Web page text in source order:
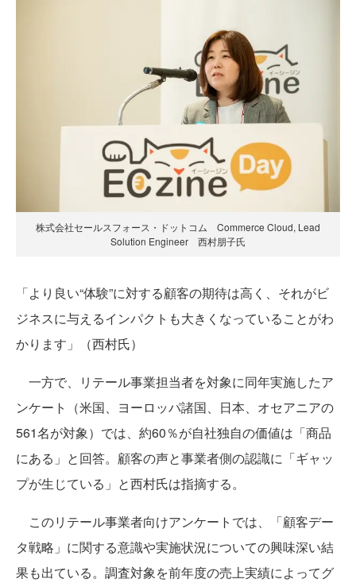
株式会社セールスフォース・ドットコム Commerce Cloud, Lead
Solution Engineer 西村朋子氏
「より良い“体験”に対する顧客の期待は高く、それがビ
ジネスに与えるインパクトも大きくなっていることがわ
かります」（西村氏）
一方で、リテール事業担当者を対象に同年実施したア
ンケート（米国、ヨーロッパ諸国、日本、オセアニアの
561名が対象）では、約60％が自社独自の価値は「商品
にある」と回答。顧客の声と事業者側の認識に「ギャッ
プが生じている」と西村氏は指摘する。
このリテール事業者向けアンケートでは、「顧客デー
タ戦略」に関する意識や実施状況についての興味深い結
果も出ている。調査対象を前年度の売上実績によってグ